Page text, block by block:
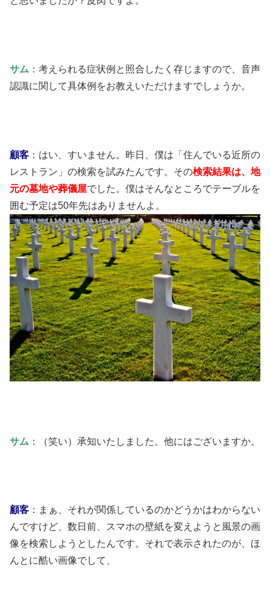
サム ：考えられる症状例と照合したく存じますので、音声
認識に関して具体例をお教えいただけますでしょうか。
顧客 ：はい、すいません。昨日、僕は「住んでいる近所の
レストラン」の検索を試みたんです。その検索結果は、地
元の墓地や葬儀屋でした。僕はそんなところでテーブルを
囲む予定は50年先はありませんよ。
サム ：（笑い）承知いたしました。他にはございますか。
顧客 ：まぁ、それが関係しているのかどうかはわからない
んですけど、数日前、スマホの壁紙を変えようと風景の画
像を検索しようとしたんです。それで表示されたのが、ほ
んとに酷い画像でして、